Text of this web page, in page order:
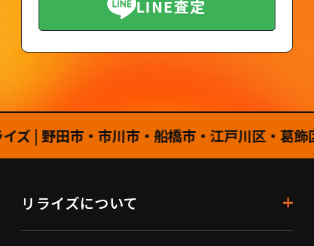
LINE査定
市・市川市・船橋市・江戸川区・葛飾区・
リライズについて